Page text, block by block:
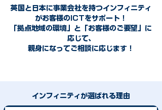
英国と日本に事業会社を持つインフィニティ
がお客様のICTをサポート！
「拠点地域の環境」と「お客様のご要望」に
応じて、
親身になってご相談に応じます！
インフィニティが選ばれる理由